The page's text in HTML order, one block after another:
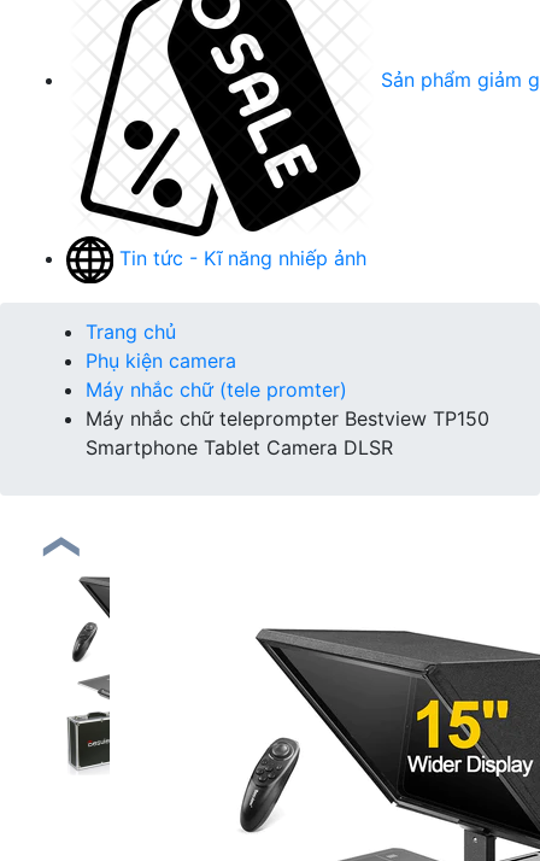
Sản phẩm giảm
Tin tức - Kĩ năng nhiếp ảnh
Trang chủ
Phụ kiện camera
Máy nhắc chữ (tele promter)
Máy nhắc chữ teleprompter Bestview TP150
Smartphone Tablet Camera DLSR
❮